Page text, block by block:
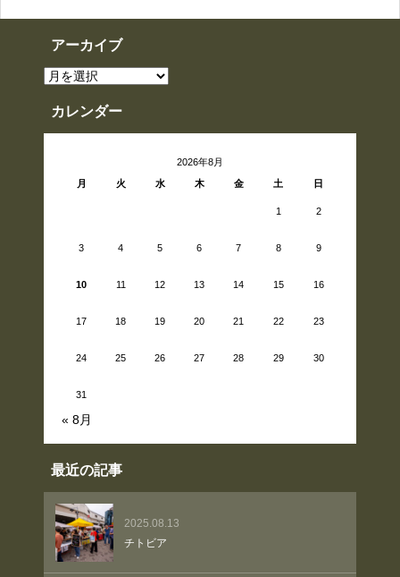
アーカイブ
ア
ー
イ
ブ
カレンダー
2026年8月
月
火 水 木 金 土 日
1 2
3 4 5 6 7 8 9
10 11 12 13 14 15 16
17 18 19 20 21 22 23
24 25 26 27 28 29 30
31
« 8月
最近の記事
2025.08.13
チトビア